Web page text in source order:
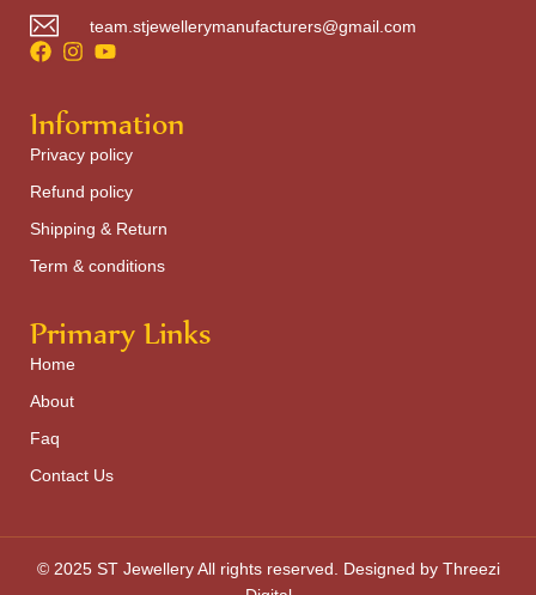
team.stjewellerymanufacturers@gmail.com
Information
Privacy policy
Refund policy
Shipping & Return
Term & conditions
Primary Links
Home
About
Faq
Contact Us
© 2025 ST Jewellery All rights reserved. Designed by Threezi